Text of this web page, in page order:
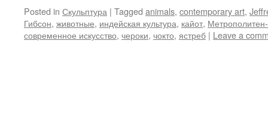
Posted in Скульптура | Tagged animals, contemporary art,
Гибсон, животные, индейская культура, кайот,
современное искусство, чероки, чокто, ястреб | Leave a